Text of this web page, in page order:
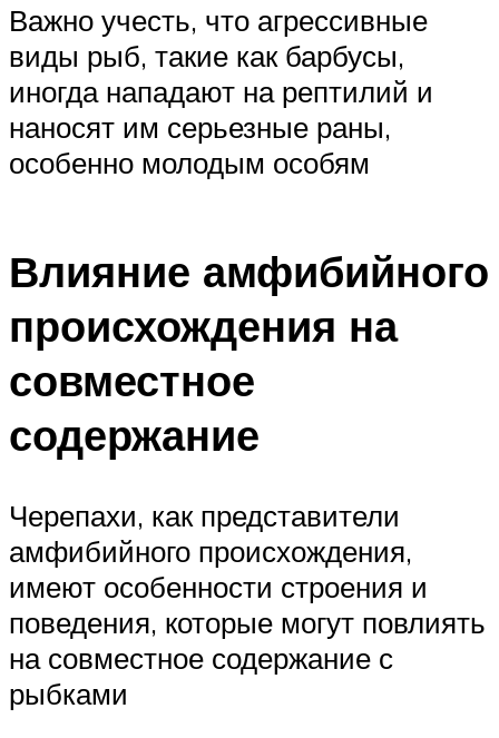
Важно учесть, что агрессивные
виды рыб, такие как барбусы,
иногда нападают на рептилий и
наносят им серьезные раны,
особенно молодым особям
Влияние амфибийного
происхождения на
совместное
содержание
Черепахи, как представители
амфибийного происхождения,
имеют особенности строения и
поведения, которые могут повлиять
на совместное содержание с
рыбками